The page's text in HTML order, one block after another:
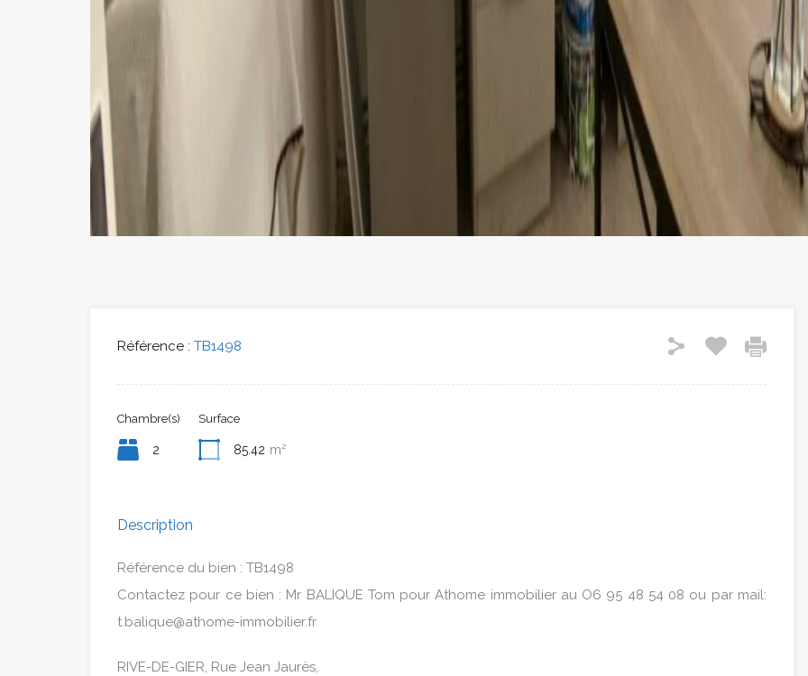
Référence : TB1498
Chambre(s)
2
Surface
85.42 m²
Description
Référence du bien : TB1498
Contactez pour ce bien : Mr BALIQUE Tom pour Athome immobilier au O6 95 48 54 08 ou par mail:
t.balique@athome-immobilier.fr
RIVE-DE-GIER, Rue Jean Jaurès,